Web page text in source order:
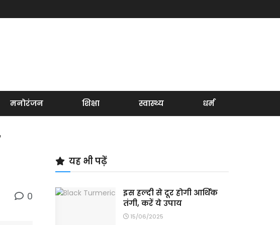
मनोरंजन शिक्षा स्वास्थ्य धर्म
0
यह भी पढ़ें
इस हल्दी से दूर होगी आर्थिक
तंगी, करें ये उपाय
15/06/2025